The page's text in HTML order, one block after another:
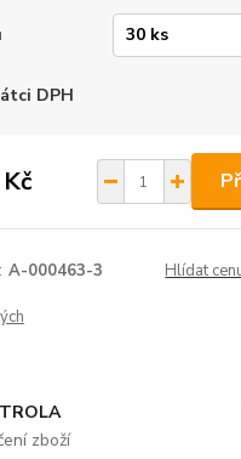
DPH
A-000463-3 Hlídat
zboží